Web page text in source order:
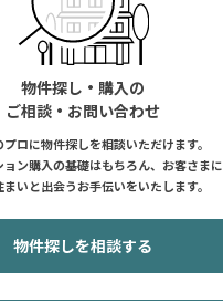
物件探し・購入の
ご相談・お問い合わせ
ロに物件探しを相談いただけます。
ョン購入の基礎はもちろん、お客さまに
いと出会うお手伝いをいたします。
物件探しを相談する